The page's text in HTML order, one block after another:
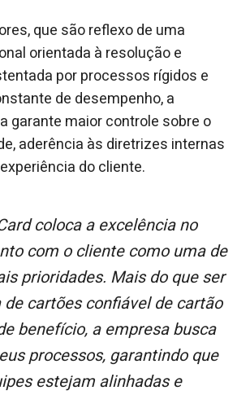
que são reflexo de uma
orientada à resolução e
por processos rígidos e
de desempenho, a
garante maior controle sobre o
aderência às diretrizes internas
do cliente.
com o cliente como uma de
prioridades. Mais do que ser
cartões confiável de cartão
benefício, a empresa busca
processos, garantindo que
estejam alinhadas e